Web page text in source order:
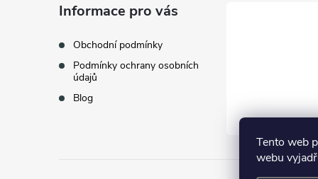
Tento web
webu
Informace pro vás
Obchodní podmínky
Podmínky ochrany osobních
údajů
Blog